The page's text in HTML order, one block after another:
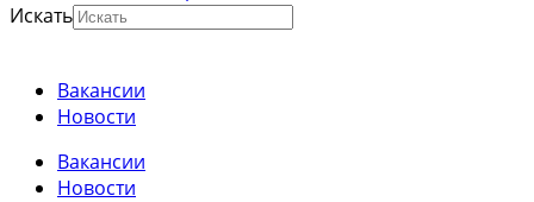
Искать
Вакансии
Новости
Вакансии
Новости